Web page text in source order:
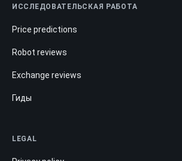
ИССЛЕДОВАТЕЛЬСКАЯ РАБОТА
Price predictions
Robot reviews
Exchange reviews
Гиды
LEGAL